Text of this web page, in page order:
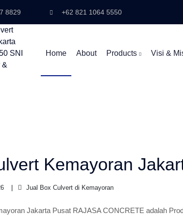
8829 +62 821 1064 5550
Home About Products Visi &
Kemayoran
Jual Box Culvert di Kemayoran
Jakarta Pusat RAJASA CONCRETE adalah